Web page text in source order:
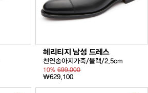
헤리티지 남성 드레스
천연송아지가죽/블랙/2.5cm
10%699,000
₩629,100